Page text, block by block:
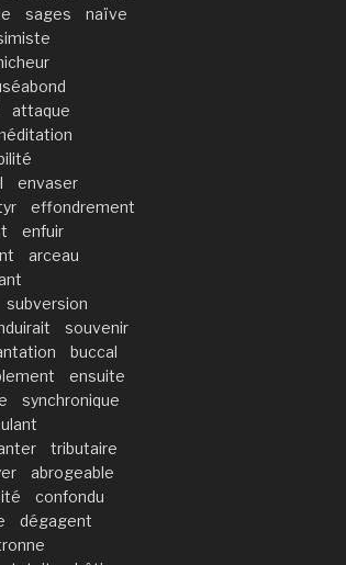
sages
naïve
attaque
envaser
effondrement
enfuir
arceau
subversion
souvenir
buccal
ensuite
synchronique
tributaire
abrogeable
confondu
dégagent